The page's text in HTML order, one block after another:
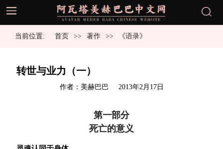
当前位置: 首页 著作 《语录》
转世与业力（一）
作者：美赫巴巴
发
2013年2月17日
第一部分
死亡的意义